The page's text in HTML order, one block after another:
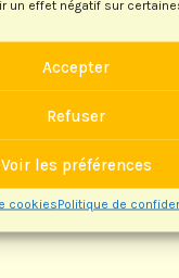
un effet négatif sur
Accepter
Refuser
Voir les préférences
cookiesPolitique de
Pierre du